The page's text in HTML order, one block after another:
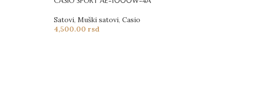
Satovi, Muški satovi, Casio
4,500.00 rsd